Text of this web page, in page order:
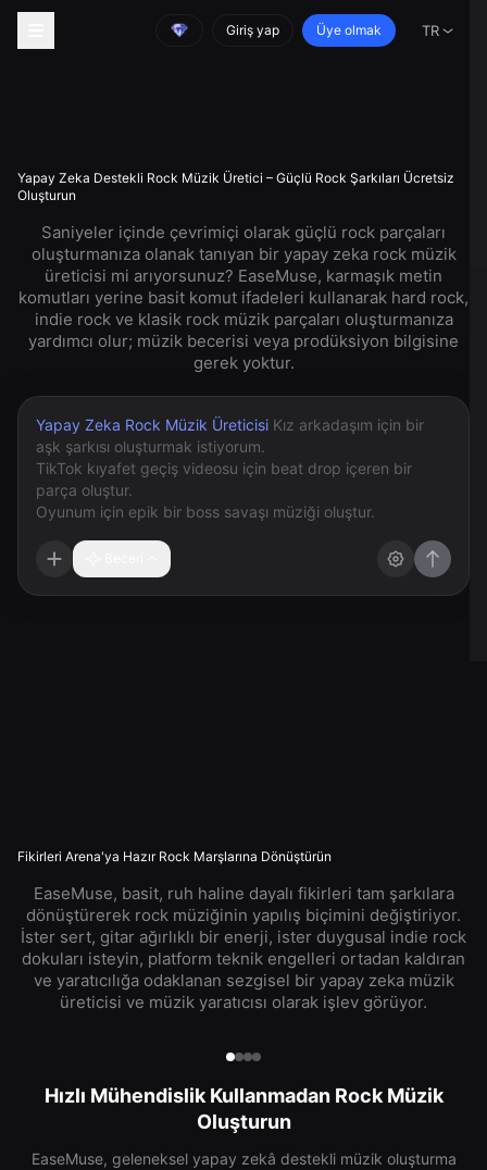
Giriş yap Üye olmak TR
Yapay Zeka Destekli Rock Müzik Üretici – Güçlü Rock Şarkıları Ücretsiz
Oluşturun
Saniyeler içinde çevrimiçi olarak güçlü rock parçaları
oluşturmanıza olanak tanıyan bir yapay zeka rock müzik
üreticisi mi arıyorsunuz? EaseMuse, karmaşık metin
komutları yerine basit komut ifadeleri kullanarak hard rock,
indie rock ve klasik rock müzik parçaları oluşturmanıza
yardımcı olur; müzik becerisi veya prodüksiyon bilgisine
gerek yoktur.
Yapay Zeka Rock Müzik Üreticisi
Fikirleri Arena'ya Hazır Rock Marşlarına Dönüştürün
EaseMuse, basit, ruh haline dayalı fikirleri tam şarkılara
dönüştürerek rock müziğinin yapılış biçimini değiştiriyor.
İster sert, gitar ağırlıklı bir enerji, ister duygusal indie rock
dokuları isteyin, platform teknik engelleri ortadan kaldıran
ve yaratıcılığa odaklanan sezgisel bir yapay zeka müzik
üreticisi ve müzik yaratıcısı olarak işlev görüyor.
Hızlı Mühendislik Kullanmadan Rock Müzik
Oluşturun
EaseMuse, geleneksel yapay zekâ destekli müzik oluşturma